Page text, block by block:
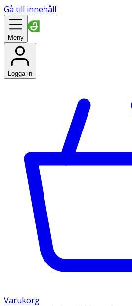
Gå till innehåll
Meny
Logga in
Varukorg